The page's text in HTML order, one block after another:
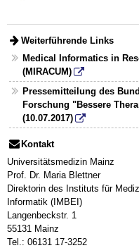
Weiterführende Links
Medical Informatics in
(MIRACUM)
Pressemitteilung des
Forschung "Bessere
(10.07.2017)
Kontakt
Universitätsmedizin Mainz
Prof. Dr. Maria Blettner
Direktorin des Instituts für
Informatik (IMBEI)
Langenbeckstr. 1
55131 Mainz
Tel.: 06131 17-3252